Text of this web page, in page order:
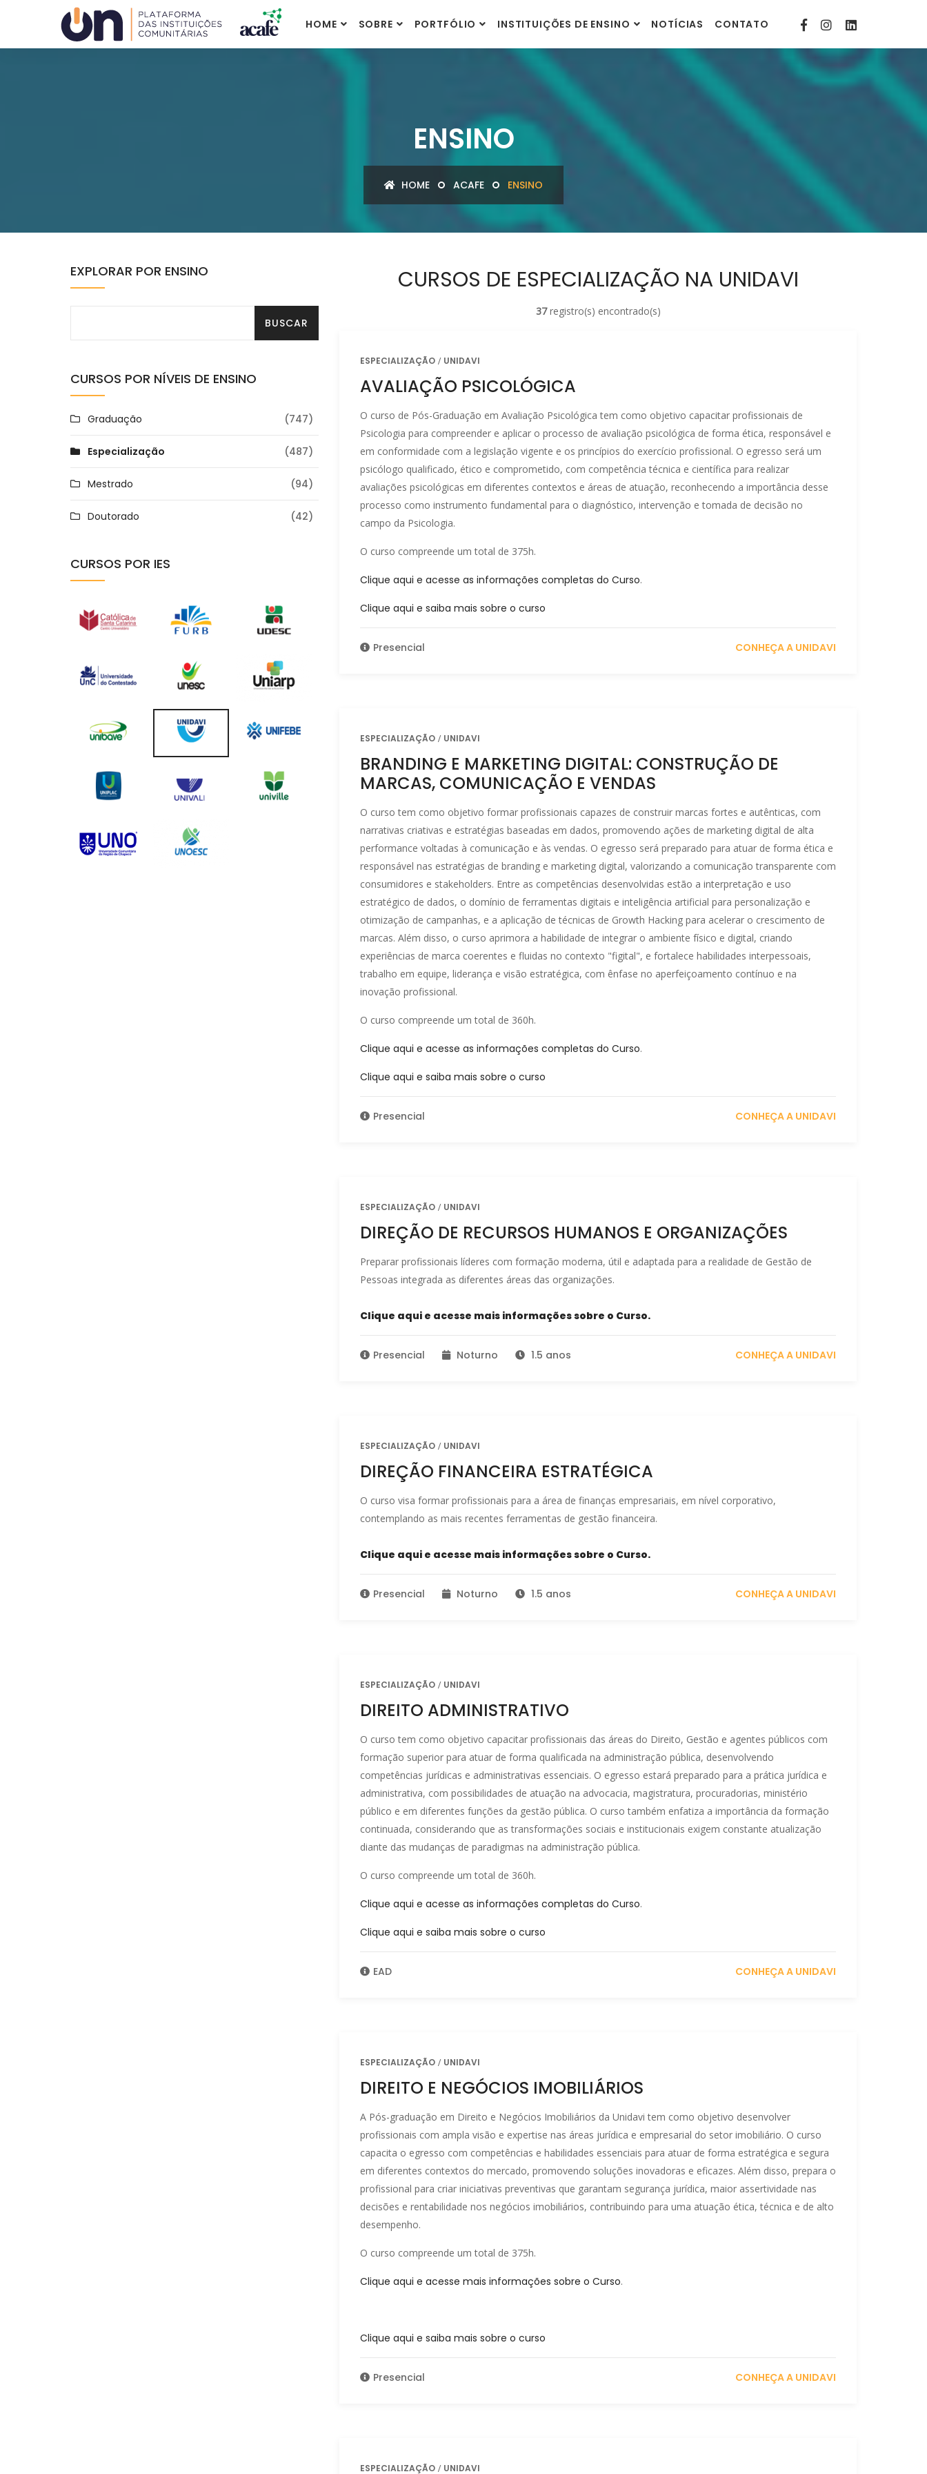
Plataforma ON ACAFE contato@comunitarias.org.br
HOME SOBRE PORTFÓLIO INSTITUIÇÕES DE ENSINO NOTÍCIAS CONTATO
ENSINO
HOME ACAFE ENSINO
CURSOS DE ESPECIALIZAÇÃO NA UNIDAVI
37registro(s) encontrado(s)
ESPECIALIZAÇÃO UNIDAVI
AVALIAÇÃO PSICOLÓGICA
O curso de Pós-Graduação em Avaliação Psicológica tem como objetivo capacitar profissionais de
Psicologia para compreender e aplicar o processo de avaliação psicológica de forma ética, responsável e
em conformidade com a legislação vigente e os princípios do exercício profissional. O egresso será um
psicólogo qualificado, ético e comprometido, com competência técnica e científica para realizar
avaliações psicológicas em diferentes contextos e áreas de atuação, reconhecendo a importância desse
processo como instrumento fundamental para o diagnóstico, intervenção e tomada de decisão no
campo da Psicologia.
O curso compreende um total de 375h.
Clique aqui e acesse as informações completas do Curso.
Clique aqui e saiba mais sobre o curso
Presencial CONHEÇA A UNIDAVI
ESPECIALIZAÇÃO UNIDAVI
BRANDING E MARKETING DIGITAL: CONSTRUÇÃO DE
MARCAS, COMUNICAÇÃO E VENDAS
O curso tem como objetivo formar profissionais capazes de construir marcas fortes e autênticas, com
narrativas criativas e estratégias baseadas em dados, promovendo ações de marketing digital de alta
performance voltadas à comunicação e às vendas. O egresso será preparado para atuar de forma ética e
responsável nas estratégias de branding e marketing digital, valorizando a comunicação transparente com
consumidores e stakeholders. Entre as competências desenvolvidas estão a interpretação e uso
estratégico de dados, o domínio de ferramentas digitais e inteligência artificial para personalização e
otimização de campanhas, e a aplicação de técnicas de Growth Hacking para acelerar o crescimento de
marcas. Além disso, o curso aprimora a habilidade de integrar o ambiente físico e digital, criando
experiências de marca coerentes e fluidas no contexto "figital", e fortalece habilidades interpessoais,
trabalho em equipe, liderança e visão estratégica, com ênfase no aperfeiçoamento contínuo e na
inovação profissional.
O curso compreende um total de 360h.
Clique aqui e acesse as informações completas do Curso.
Clique aqui e saiba mais sobre o curso
Presencial CONHEÇA A UNIDAVI
ESPECIALIZAÇÃO UNIDAVI
DIREÇÃO DE RECURSOS HUMANOS E ORGANIZAÇÕES
Preparar profissionais líderes com formação moderna, útil e adaptada para a realidade de Gestão de
Pessoas integrada as diferentes áreas das organizações.
Clique aqui e acesse mais informações sobre o Curso.
Presencial Noturno 1.5 anos CONHEÇA A UNIDAVI
ESPECIALIZAÇÃO UNIDAVI
DIREÇÃO FINANCEIRA ESTRATÉGICA
O curso visa formar profissionais para a área de finanças empresariais, em nível corporativo,
contemplando as mais recentes ferramentas de gestão financeira.
Clique aqui e acesse mais informações sobre o Curso.
Presencial Noturno 1.5 anos CONHEÇA A UNIDAVI
ESPECIALIZAÇÃO UNIDAVI
DIREITO ADMINISTRATIVO
O curso tem como objetivo capacitar profissionais das áreas do Direito, Gestão e agentes públicos com
formação superior para atuar de forma qualificada na administração pública, desenvolvendo
competências jurídicas e administrativas essenciais. O egresso estará preparado para a prática jurídica e
administrativa, com possibilidades de atuação na advocacia, magistratura, procuradorias, ministério
público e em diferentes funções da gestão pública. O curso também enfatiza a importância da formação
continuada, considerando que as transformações sociais e institucionais exigem constante atualização
diante das mudanças de paradigmas na administração pública.
O curso compreende um total de 360h.
Clique aqui e acesse as informações completas do Curso.
Clique aqui e saiba mais sobre o curso
EAD CONHEÇA A UNIDAVI
ESPECIALIZAÇÃO UNIDAVI
DIREITO E NEGÓCIOS IMOBILIÁRIOS
A Pós-graduação em Direito e Negócios Imobiliários da Unidavi tem como objetivo desenvolver
profissionais com ampla visão e expertise nas áreas jurídica e empresarial do setor imobiliário. O curso
capacita o egresso com competências e habilidades essenciais para atuar de forma estratégica e segura
em diferentes contextos do mercado, promovendo soluções inovadoras e eficazes. Além disso, prepara o
profissional para criar iniciativas preventivas que garantam segurança jurídica, maior assertividade nas
decisões e rentabilidade nos negócios imobiliários, contribuindo para uma atuação ética, técnica e de alto
desempenho.
O curso compreende um total de 375h.
Clique aqui e acesse mais informações sobre o Curso.
Clique aqui e saiba mais sobre o curso
Presencial CONHEÇA A UNIDAVI
ESPECIALIZAÇÃO UNIDAVI
EXPLORAR POR ENSINO
CURSOS POR NÍVEIS DE ENSINO
Graduação (747)
Especialização (487)
Mestrado (94)
Doutorado (42)
CURSOS POR IES